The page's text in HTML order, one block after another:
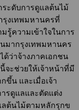
ระดับการดูแลต้นไม้
รุงเทพมหานครที่
รู้ความเข้าใจในการ
มากรุงเทพมหานคร
ด้ว่าจ้างภาคเอกชน
จะช่วยให้เจ้าหน้าที่มี
ขึ้น และเมื่อเจ้า
รดูแลและตัดแต่ง
ลต้นไม้ตามหลักรุกข